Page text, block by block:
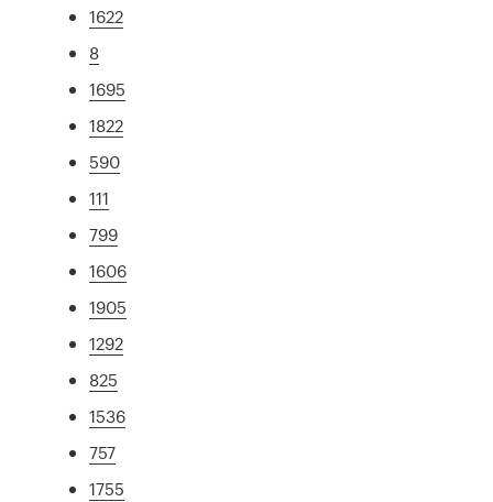
1622
8
1695
1822
590
111
799
1606
1905
1292
825
1536
757
1755